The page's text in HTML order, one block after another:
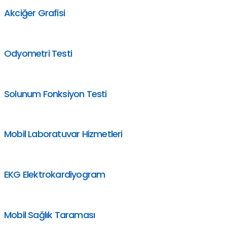
Akciğer Grafisi
Odyometri Testi
Solunum Fonksiyon Testi
Mobil Laboratuvar Hizmetleri
EKG Elektrokardiyogram
Mobil Sağlık Taraması